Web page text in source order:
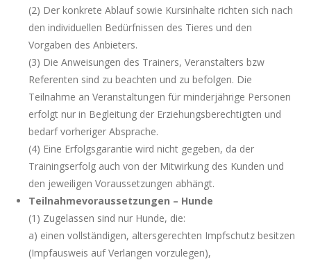
(2) Der konkrete Ablauf sowie Kursinhalte richten sich nach
den individuellen Bedürfnissen des Tieres und den
Vorgaben des Anbieters.
(3) Die Anweisungen des Trainers, Veranstalters bzw
Referenten sind zu beachten und zu befolgen. Die
Teilnahme an Veranstaltungen für minderjährige Personen
erfolgt nur in Begleitung der Erziehungsberechtigten und
bedarf vorheriger Absprache.
(4) Eine Erfolgsgarantie wird nicht gegeben, da der
Trainingserfolg auch von der Mitwirkung des Kunden und
den jeweiligen Voraussetzungen abhängt.
Teilnahmevoraussetzungen – Hunde
(1) Zugelassen sind nur Hunde, die:
a) einen vollständigen, altersgerechten Impfschutz besitzen
(Impfausweis auf Verlangen vorzulegen),